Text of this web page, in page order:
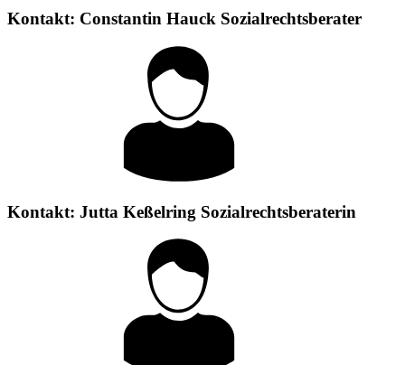
Kontakt: Constantin Hauck Sozialrechtsberater
Kontakt: Jutta Keßelring Sozialrechtsberaterin